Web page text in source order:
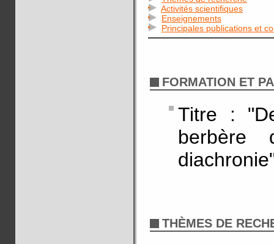
Activités scientifiques
Enseignements
Principales publications et
FORMATION ET
Titre :
berbère
THÈMES DE